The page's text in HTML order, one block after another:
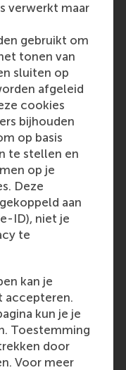
verwerkt maar
gebruikt om
tonen van
sluiten op
afgeleid
cookies
bijhouden
op basis
te stellen en
op je
Deze
aan
ID), niet je
te
kan je
accepteren.
kun je je
Toestemming
door
Voor meer